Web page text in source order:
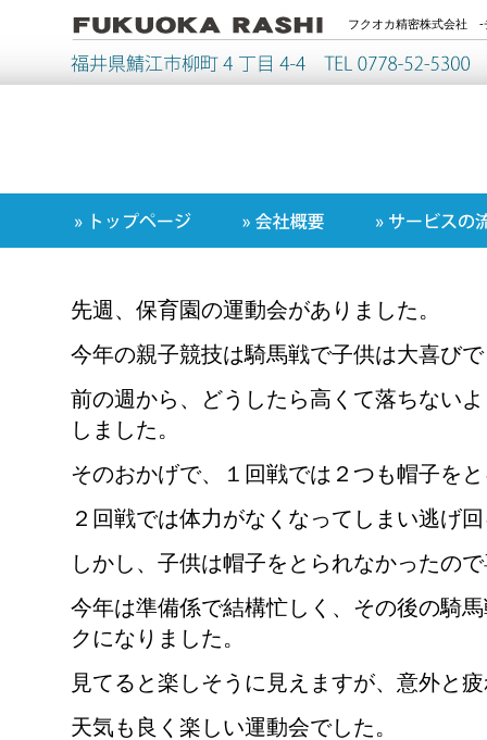
フクオカ精密株式会社 -
先週、保育園の運動会がありました。
今年の親子競技は騎馬戦で子供は大喜び
前の週から、どうしたら高くて落ちない
しました。
そのおかげで、１回戦では２つも帽子を
２回戦では体力がなくなってしまい逃げ
しかし、子供は帽子をとられなかったの
今年は準備係で結構忙しく、その後の騎
クになりました。
見てると楽しそうに見えますが、意外と
天気も良く楽しい運動会でした。